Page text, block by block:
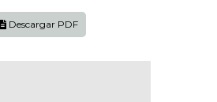
Descargar PDF